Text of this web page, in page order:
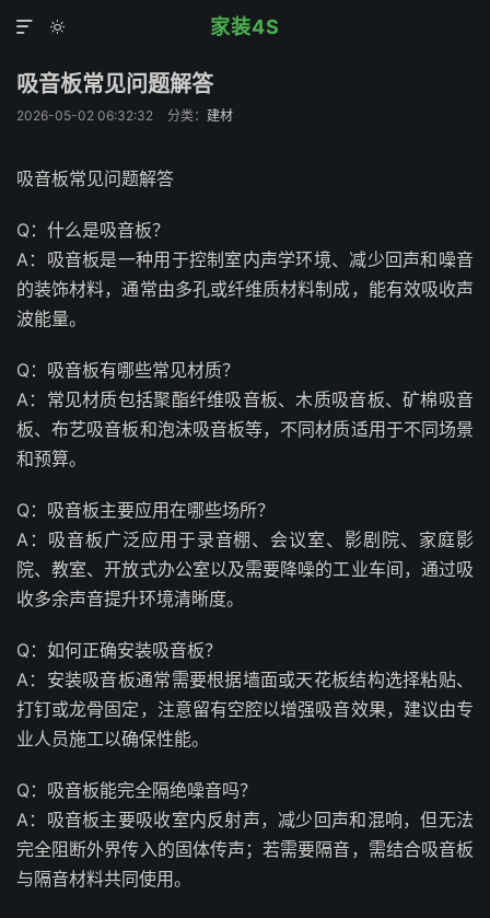
家装4S


吸音板常见问题解答
2026-05-02 06:32:32 分类： 建材
吸音板常见问题解答
Q：什么是吸音板？
A：吸音板是一种用于控制室内声学环境、减少回声和噪音
的装饰材料，通常由多孔或纤维质材料制成，能有效吸收声
波能量。
Q：吸音板有哪些常见材质？
A：常见材质包括聚酯纤维吸音板、木质吸音板、矿棉吸音
板、布艺吸音板和泡沫吸音板等，不同材质适用于不同场景
和预算。
Q：吸音板主要应用在哪些场所？
A：吸音板广泛应用于录音棚、会议室、影剧院、家庭影
院、教室、开放式办公室以及需要降噪的工业车间，通过吸
收多余声音提升环境清晰度。
Q：如何正确安装吸音板？
A：安装吸音板通常需要根据墙面或天花板结构选择粘贴、
打钉或龙骨固定，注意留有空腔以增强吸音效果，建议由专
业人员施工以确保性能。
Q：吸音板能完全隔绝噪音吗？
A：吸音板主要吸收室内反射声，减少回声和混响，但无法
完全阻断外界传入的固体传声；若需要隔音，需结合吸音板
与隔音材料共同使用。